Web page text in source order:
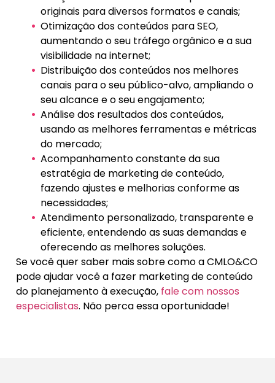
originais para diversos formatos e canais;
Otimização dos conteúdos para SEO,
aumentando o seu tráfego orgânico e a sua
visibilidade na internet;
Distribuição dos conteúdos nos melhores
canais para o seu público-alvo, ampliando o
seu alcance e o seu engajamento;
Análise dos resultados dos conteúdos,
usando as melhores ferramentas e métricas
do mercado;
Acompanhamento constante da sua
estratégia de marketing de conteúdo,
fazendo ajustes e melhorias conforme as
necessidades;
Atendimento personalizado, transparente e
eficiente, entendendo as suas demandas e
oferecendo as melhores soluções.
Se você quer saber mais sobre como a CMLO&CO
pode ajudar você a fazer marketing de conteúdo
do planejamento à execução, fale com nossos
especialistas. Não perca essa oportunidade!